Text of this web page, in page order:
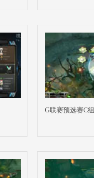
G联赛预选赛C